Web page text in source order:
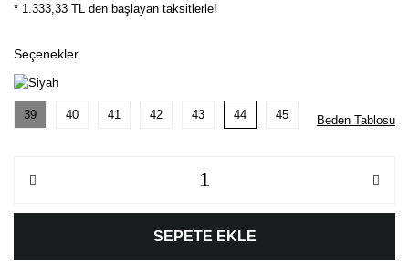
* 1.333,33 TL den başlayan taksitlerle!
Seçenekler
39 40 41 42 43 44 45 Beden Tablosu
SEPETE EKLE